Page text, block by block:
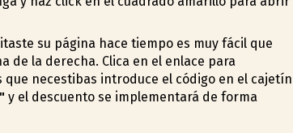
su página hace tiempo es muy fácil que
de la derecha. Clica en el enlace para
necestibas introduce el código en el cajetín
y el descuento se implementará de forma